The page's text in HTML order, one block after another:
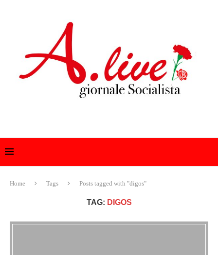
Home Tags Posts tagged with "digos"
TAG: DIGOS